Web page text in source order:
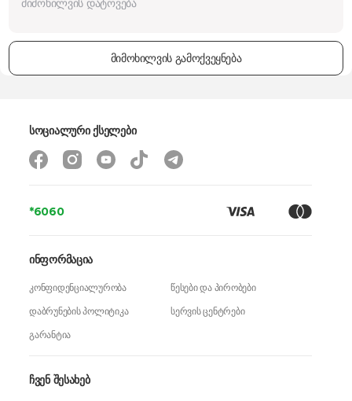
სიმძლავრე
დაჭრა, ათქვეფა, დაფქვა
ზომები
წონა
მიმოხილვის გამოქვეყნება
*6060
ჩვენ შესახებ
ინფორმაცია
კონფიდენციალურობა
წესები და პირობები
დაბრუნების პოლიტიკა
სერვის ცენტრები
გარანტია
სოციალური ქსელები